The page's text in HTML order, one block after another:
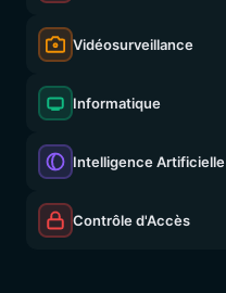
Vidéosurveillance
Informatique
Intelligence Artificielle
Contrôle d'Accès